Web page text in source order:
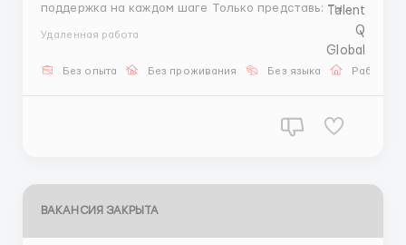
поддержка на каждом шаге Только представь: ты
начальства, без поездок в офис. Хочешь начать? Мы
всё объясним, покажем и будем на связи с первого
Удаленная работа
Без опыта Без проживания Без языка Работа
ВАКАНСИЯ ЗАКРЫТА